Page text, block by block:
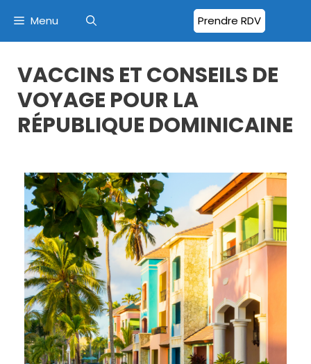
Prendre RDV
Menu
VACCINS ET CONSEILS DE
VOYAGE POUR LA
RÉPUBLIQUE DOMINICAINE